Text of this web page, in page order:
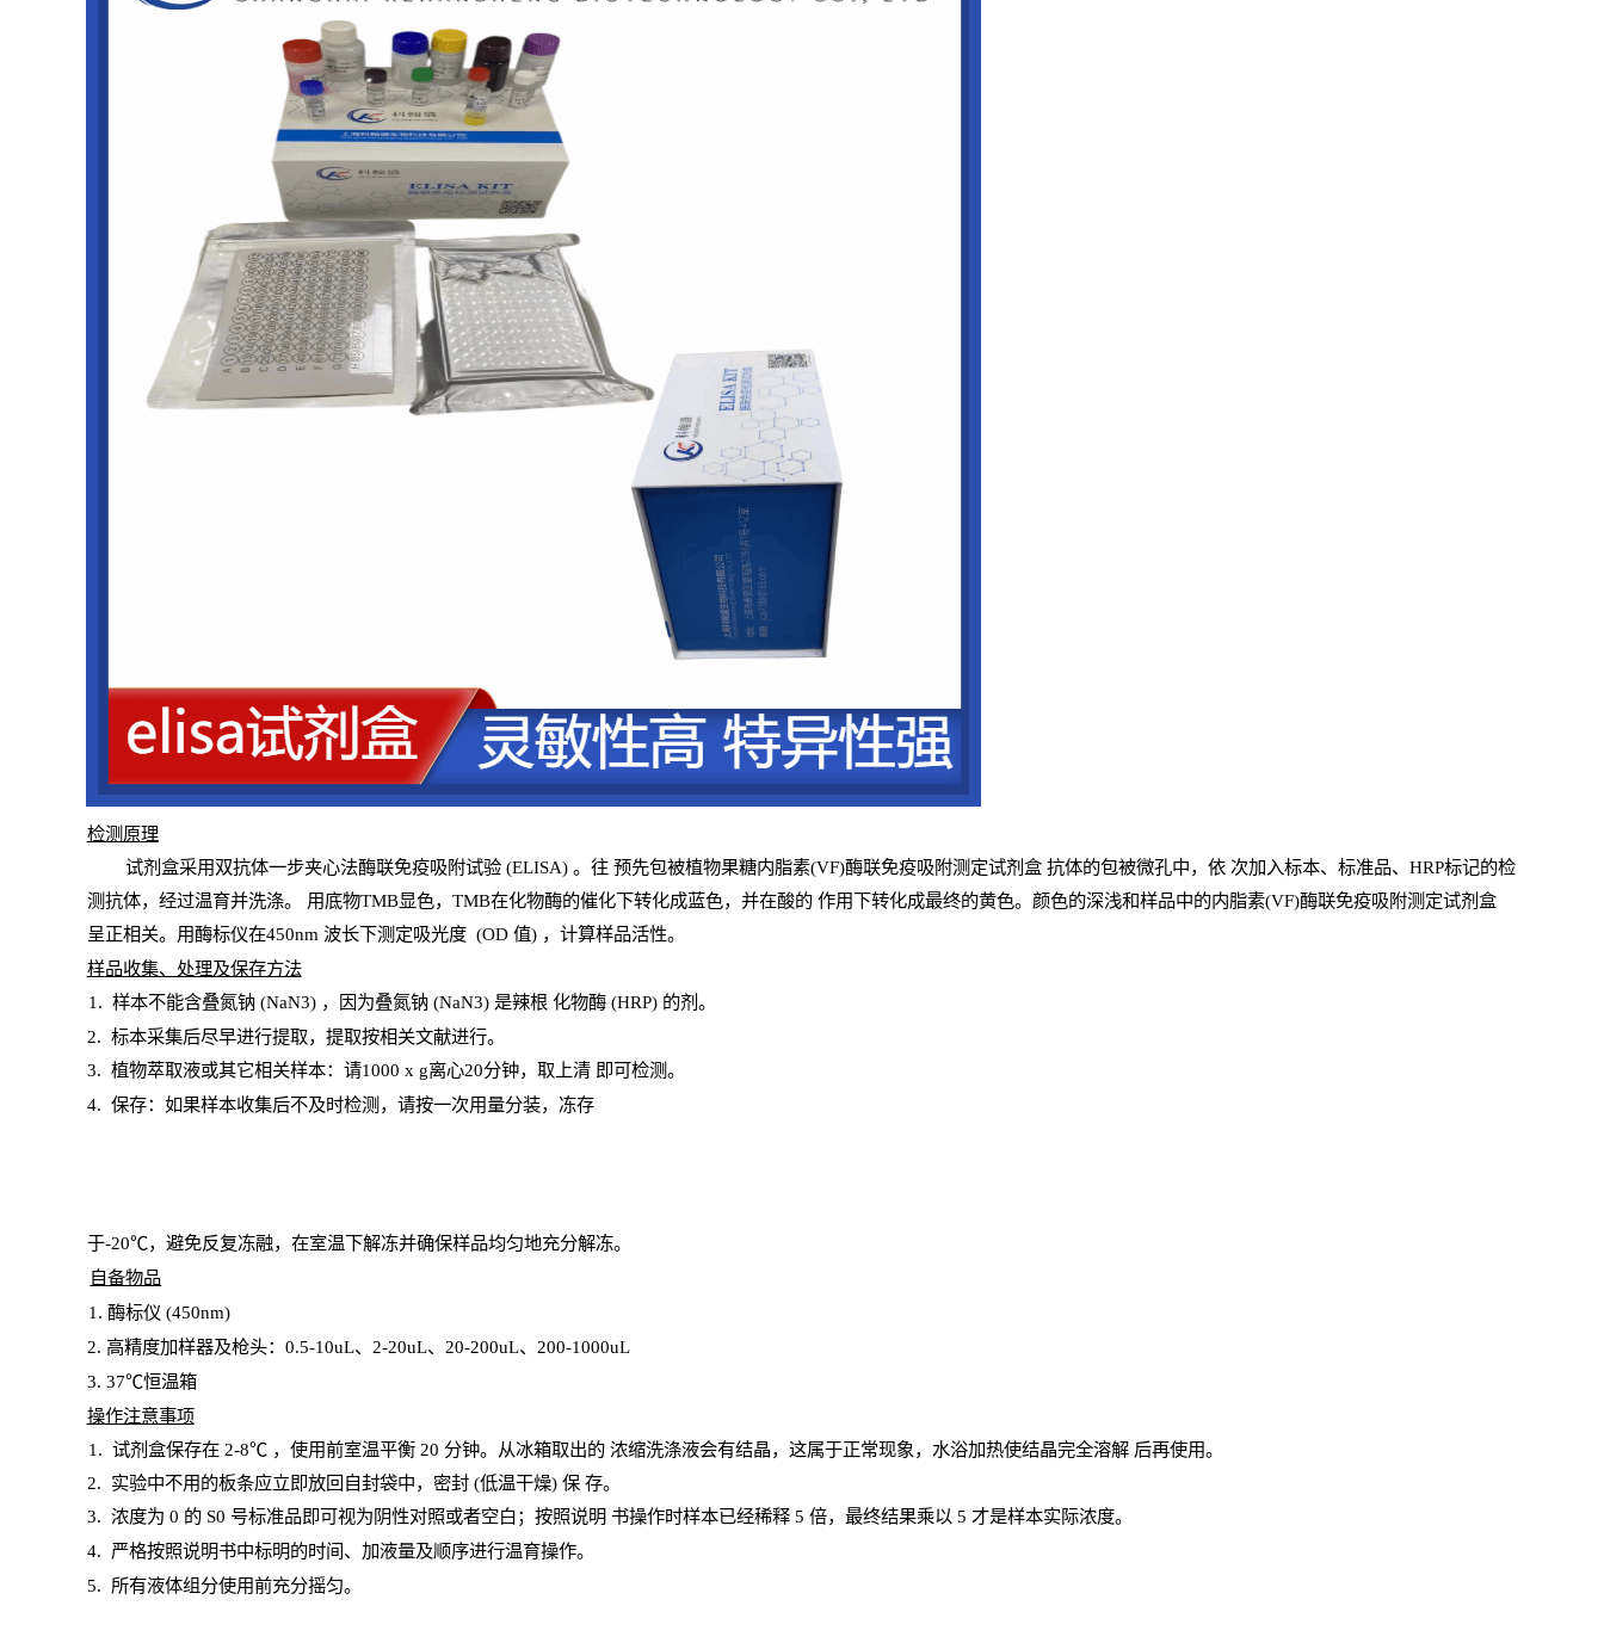
检测原理
试剂盒采用双抗体一步夹心法酶联免疫吸附试验(ELISA) 。往 预先包被植物果糖内脂素(VF)酶联免疫吸附测定试剂盒抗体的包被微孔中，依 次加入标本、标准品、 HRP标记的检
测抗体，经过温育并洗涤。 用底物TMB显色， TMB在化物酶的催化下转化成蓝色，并在酸的 作用下转化成最终的黄色。颜色的深浅和样品中的内脂素(VF)酶联免疫吸附测定试剂盒
呈正相关。用酶标仪在450nm 波长下测定吸光度 (OD 值) ，计算样品活性。
样品收集、处理及保存方法
1 . 样本不能含叠氮钠(NaN3) ，因为叠氮钠 (NaN3) 是辣根 化物酶(HRP) 的剂。
2. 标本采集后尽早进行提取，提取按相关文献进行。
3. 植物萃取液或其它相关样本：请1000 x g离心20分钟，取上清 即可检测。
4. 保存：如果样本收集后不及时检测，请按一次用量分装，冻存
于-20℃，避免反复冻融，在室温下解冻并确保样品均匀地充分解冻。
自备物品
1 . 酶标仪 (450nm)
2. 高精度加样器及枪头： 0.5-10uL、 2-20uL、 20-200uL、 200-1000uL
3. 37℃恒温箱
操作注意事项
1. 试剂盒保存在 2-8℃ ，使用前室温平衡 20 分钟。从冰箱取出的 浓缩洗涤液会有结晶，这属于正常现象，水浴加热使结晶完全溶解 后再使用。
2. 实验中不用的板条应立即放回自封袋中，密封(低温干燥) 保 存。
3. 浓度为 0 的 S0 号标准品即可视为阴性对照或者空白；按照说明 书操作时样本已经稀释5 倍，最终结果乘以 5 才是样本实际浓度。
4. 严格按照说明书中标明的时间、加液量及顺序进行温育操作。
5. 所有液体组分使用前充分摇匀。